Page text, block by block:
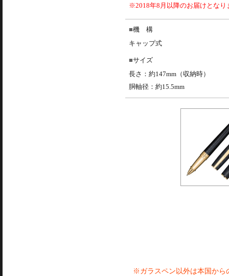
※2018年8月以降のお届けとなり
機 構
キャップ式
サイズ
長さ：約147mm（収納時）
胴軸径：約15.5mm
※ガラスペン以外は本国から